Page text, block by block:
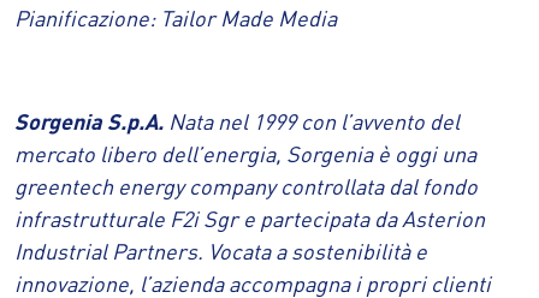
Pianificazione: Tailor Made Media
Sorgenia S.p.A. Nata nel 1999 con l’avvento del
mercato libero dell’energia, Sorgenia è oggi una
greentech energy company controllata dal fondo
infrastrutturale F2i Sgr e partecipata da Asterion
Industrial Partners. Vocata a sostenibilità e
innovazione, l’azienda accompagna i propri clienti